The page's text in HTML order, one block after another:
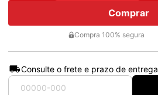
Comprar
Compra 100% segura
Consulte o frete e prazo de entrega